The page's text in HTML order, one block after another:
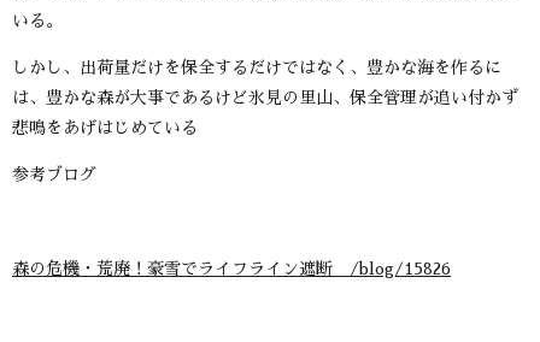
いる。
しかし、出荷量だけを保全するだけではなく、豊かな海を作るに
は、豊かな森が大事であるけど氷見の里山、保全管理が追い付かず
悲鳴をあげはじめている
参考ブログ
森の危機・荒廃！豪雪でライフライン遮断 /blog/15826